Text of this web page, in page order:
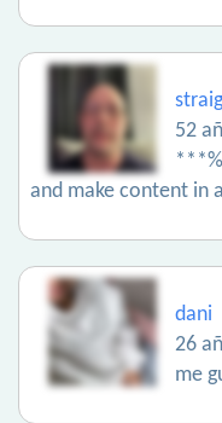
52
and make content in
dani
26
me